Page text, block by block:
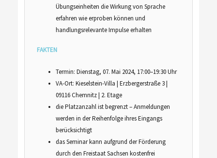
Übungseinheiten die Wirkung von Sprache
erfahren wie erproben können und
handlungsrelevante Impulse erhalten
FAKTEN
Termin: Dienstag, 07. Mai 2024, 17:00–19:30 Uhr
VA-Ort: Kieselstein-Villa | Erzbergerstraße 3 |
09116 Chemnitz | 2. Etage
die Platzanzahl ist begrenzt – Anmeldungen
werden in der Reihenfolge ihres Eingangs
berücksichtigt
das Seminar kann aufgrund der Förderung
durch den Freistaat Sachsen kostenfrei